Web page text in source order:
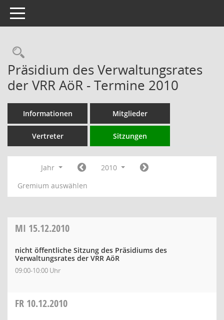
Toggle navigation
Rechercheauswahl
Präsidium des Verwaltungsrates
der VRR AöR - Termine 2010
Informationen Mitglieder
Vertreter Sitzungen
Jahr
2010
Gremium auswählen
MI 15.12.2010
nicht öffentliche Sitzung des Präsidiums des
Verwaltungsrates der VRR AöR
09:00-10:00 Uhr
FR 10.12.2010